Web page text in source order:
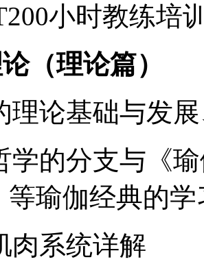
小时教练培
（理论篇）
理论基础与发
学的分支与《
等瑜伽经典的学
肉系统详解